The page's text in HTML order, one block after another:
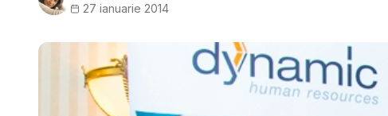
27 ianuarie 2014